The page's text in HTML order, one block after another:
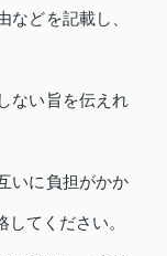
などを記載し、
ない旨を伝えれ
いに負担がかか
てください。